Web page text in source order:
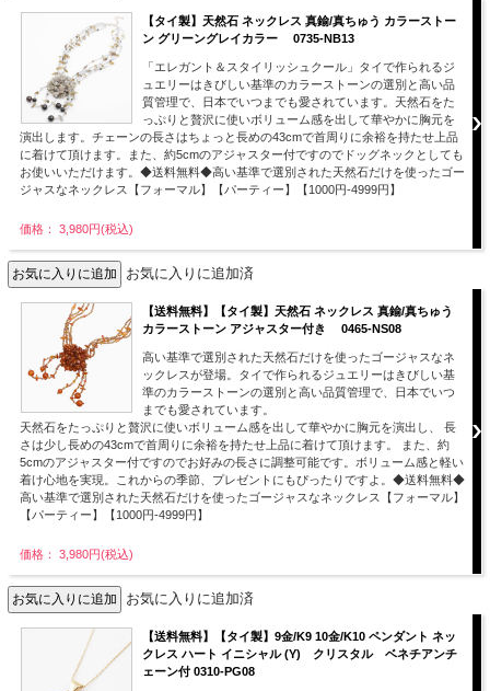
【タイ製】天然石 ネックレス 真鍮/真ちゅう カラーストー
ン グリーングレイカラー 0735-NB13
「エレガント＆スタイリッシュクール」タイで作られるジ
ュエリーはきびしい基準のカラーストーンの選別と高い品
質管理で、日本でいつまでも愛されています。天然石をた
っぷりと贅沢に使いボリューム感を出して華やかに胸元を
演出します。チェーンの長さはちょっと長めの43cmで首周りに余裕を持たせ上品
に着けて頂けます。また、約5cmのアジャスター付ですのでドッグネックとしても
お使いいただけます。◆送料無料◆高い基準で選別された天然石だけを使ったゴー
ジャスなネックレス【フォーマル】【パーティー】【1000円-4999円】
価格： 3,980円(税込)
お気に入りに追加済
【送料無料】【タイ製】天然石 ネックレス 真鍮/真ちゅう
カラーストーン アジャスター付き 0465-NS08
高い基準で選別された天然石だけを使ったゴージャスなネ
ックレスが登場。タイで作られるジュエリーはきびしい基
準のカラーストーンの選別と高い品質管理で、日本でいつ
までも愛されています。
天然石をたっぷりと贅沢に使いボリューム感を出して華やかに胸元を演出し、 長
さは少し長めの43cmで首周りに余裕を持たせ上品に着けて頂けます。 また、約
5cmのアジャスター付ですのでお好みの長さに調整可能です。ボリューム感と軽い
着け心地を実現。これからの季節、プレゼントにもぴったりですよ。◆送料無料◆
高い基準で選別された天然石だけを使ったゴージャスなネックレス【フォーマル】
【パーティー】【1000円-4999円】
価格： 3,980円(税込)
お気に入りに追加済
【送料無料】【タイ製】9金/K9 10金/K10 ペンダント ネッ
クレス ハート イニシャル (Y) クリスタル ベネチアンチ
ェーン付 0310-PG08